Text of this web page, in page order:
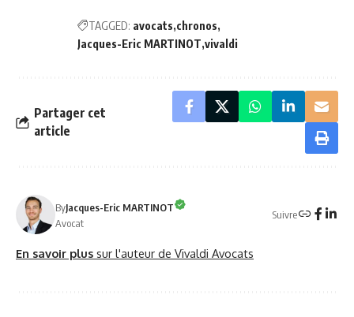
TAGGED: avocats chronos
Jacques-Eric MARTINOT vivaldi
Partager cet
article
ByJacques-Eric MARTINOT
Avocat
Suivre
En savoir plus sur l'auteur de Vivaldi Avocats